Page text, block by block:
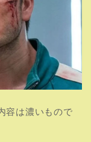
容は濃いもので